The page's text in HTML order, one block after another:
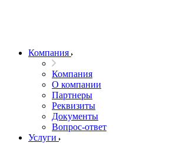
Компания
Компания
О компании
Партнеры
Реквизиты
Документы
Вопрос-ответ
Услуги